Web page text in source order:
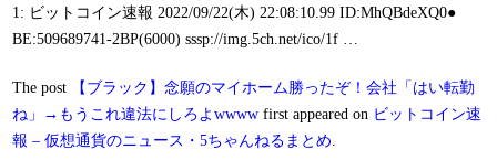
1: ビットコイン速報 2022/09/22(木) 22:08:10.99 ID:MhQBdeXQ0●
BE:509689741-2BP(6000) sssp://img.5ch.net/ico/1f …
The post
【ブラック】念願のマイホーム勝ったぞ！会社「はい転勤
ね」→もうこれ違法にしろよwwww first appeared on ビットコイン速
報 – 仮想通貨のニュース・5ちゃんねるまとめ.